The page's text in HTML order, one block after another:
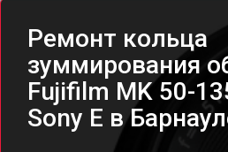
Ремонт кольца
зуммирования
Fujifilm MK 50-
Sony E в